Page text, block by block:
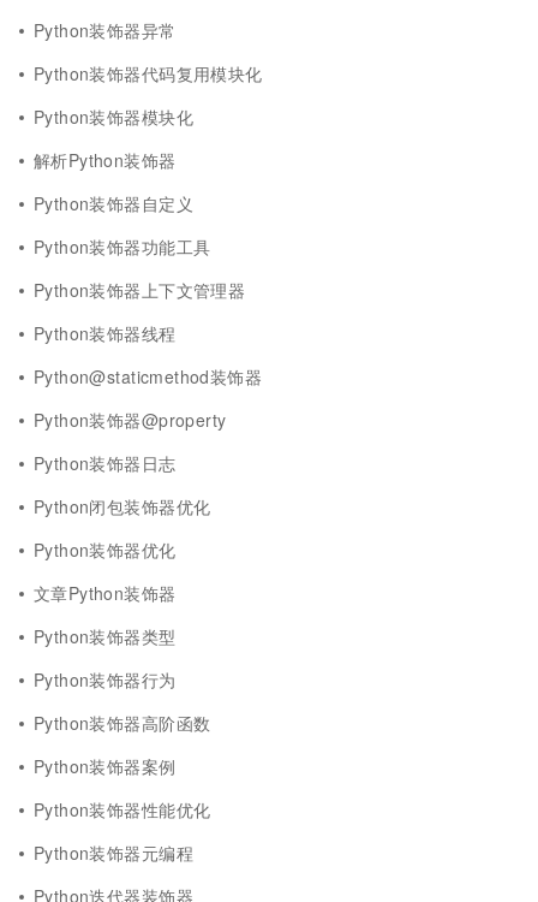
Python装饰器异常
Python装饰器代码复用模块化
Python装饰器模块化
解析Python装饰器
Python装饰器自定义
Python装饰器功能工具
Python装饰器上下文管理器
Python装饰器线程
Python@staticmethod装饰器
Python装饰器@property
Python装饰器日志
Python闭包装饰器优化
Python装饰器优化
文章Python装饰器
Python装饰器类型
Python装饰器行为
Python装饰器高阶函数
Python装饰器案例
Python装饰器性能优化
Python装饰器元编程
Python迭代器装饰器